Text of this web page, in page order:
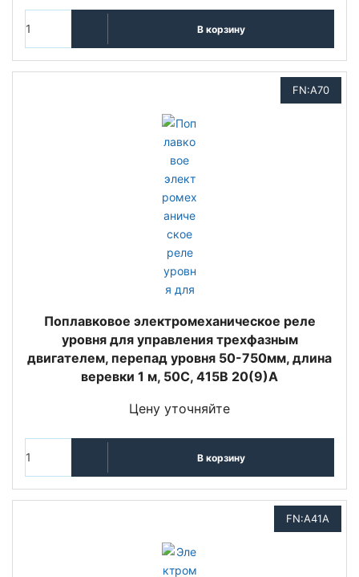
В корзину
FN:A70
Поплавковое электромеханическое реле
уровня для управления трехфазным
двигателем, перепад уровня 50-750мм, длина
веревки 1 м, 50C, 415В 20(9)A
Цену уточняйте
В корзину
FN:A41A